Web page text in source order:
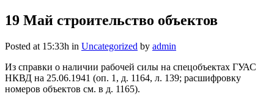
19 Май строительство объектов
Posted at 15:33h in Uncategorized by admin
Из справки о наличии рабочей силы на спецобъектах ГУАС
НКВД на 25.06.1941 (оп. 1, д. 1164, л. 139; расшифровку
номеров объектов см. в д. 1165).